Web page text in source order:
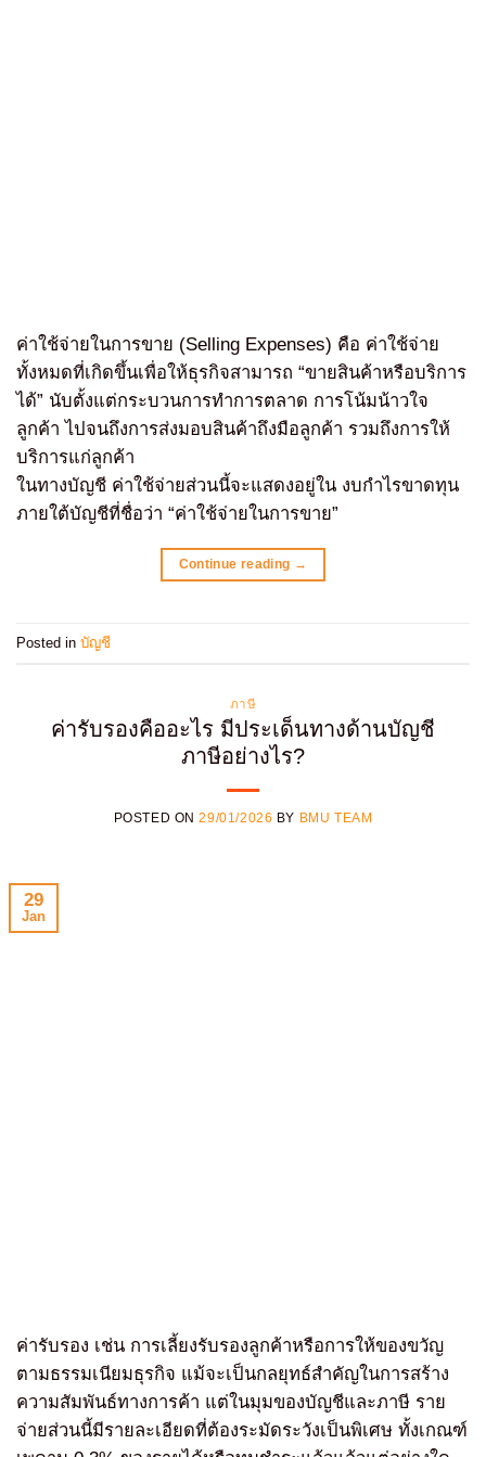
ค่าใช้จ่ายในการขาย (Selling Expenses) คือ ค่าใช้จ่าย
ทั้งหมดที่เกิดขึ้นเพื่อให้ธุรกิจสามารถ “ขายสินค้าหรือบริการ
ได้” นับตั้งแต่กระบวนการทำการตลาด การโน้มน้าวใจ
ลูกค้า ไปจนถึงการส่งมอบสินค้าถึงมือลูกค้า รวมถึงการให้
บริการแก่ลูกค้า
ในทางบัญชี ค่าใช้จ่ายส่วนนี้จะแสดงอยู่ใน งบกำไรขาดทุน
ภายใต้บัญชีที่ชื่อว่า “ค่าใช้จ่ายในการขาย”
Continue reading →
Posted in บัญชี
ภาษี
ค่ารับรองคืออะไร มีประเด็นทางด้านบัญชี
ภาษีอย่างไร?
POSTED ON29/01/2026 BY BMU TEAM
29
Jan
ค่ารับรอง เช่น การเลี้ยงรับรองลูกค้าหรือการให้ของขวัญ
ตามธรรมเนียมธุรกิจ แม้จะเป็นกลยุทธ์สำคัญในการสร้าง
ความสัมพันธ์ทางการค้า แต่ในมุมของบัญชีและภาษี ราย
จ่ายส่วนนี้มีรายละเอียดที่ต้องระมัดระวังเป็นพิเศษ ทั้งเกณฑ์